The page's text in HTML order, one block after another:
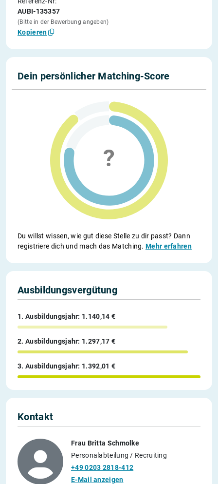
AUBI-135357
(Bitte in der Bewerbung angeben)
Kopieren
Dein persönlicher Matching-Score
Du willst wissen, wie gut diese Stelle zu dir passt? Dann
registriere dich und mach das Matching.Mehr erfahren
Ausbildungsvergütung
1. Ausbildungsjahr: 1.140,14 €
2. Ausbildungsjahr: 1.297,17 €
3. Ausbildungsjahr: 1.392,01 €
Kontakt
Frau Britta Schmolke
Personalabteilung / Recruiting
+49 0203 2818-412
E-Mail anzeigen